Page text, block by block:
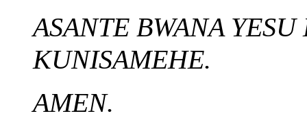
ASANTE BWANA
KUNISAMEHE.
AMEN.